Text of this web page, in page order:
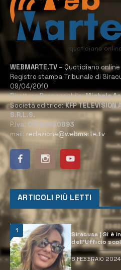
WEBMARTE.TV – Quotidiano online
Registro stampa Tribunale di
09/04/2010
Direttore Responsabile:Michele
Società editrice:KFP TELEVISION
S.R.L.S.
P.Iva: 02184950893
mail: redazione@webmarte.tv
ARTICOLI PIÙ LETTI
1
Siracusa | Si è
dell’Ufficio
6 FEBBRAIO 2024